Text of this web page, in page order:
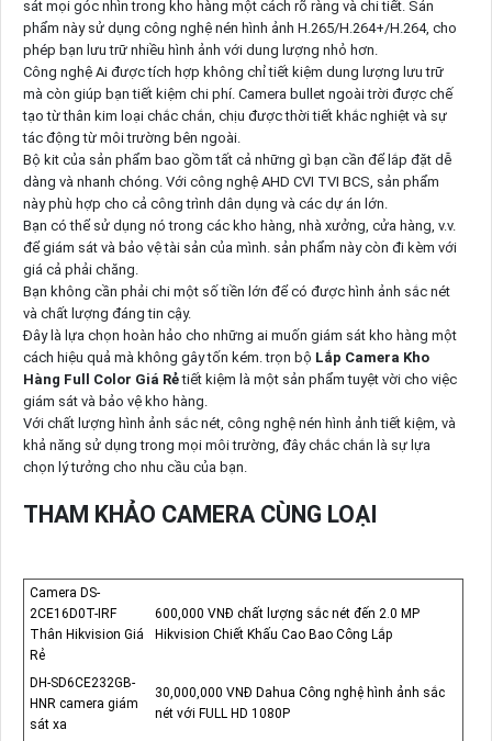
sát mọi góc nhìn trong kho hàng một cách rõ ràng và chi tiết. Sản
phẩm này sử dụng công nghệ nén hình ảnh H.265/H.264+/H.264, cho
phép bạn lưu trữ nhiều hình ảnh với dung lượng nhỏ hơn.
Công nghệ Ai được tích hợp không chỉ tiết kiệm dung lượng lưu trữ
mà còn giúp bạn tiết kiệm chi phí. Camera bullet ngoài trời được chế
tạo từ thân kim loại chắc chắn, chịu được thời tiết khắc nghiệt và sự
tác động từ môi trường bên ngoài.
Bộ kit của sản phẩm bao gồm tất cả những gì bạn cần để lắp đặt dễ
dàng và nhanh chóng. Với công nghệ AHD CVI TVI BCS, sản phẩm
này phù hợp cho cả công trình dân dụng và các dự án lớn.
Bạn có thể sử dụng nó trong các kho hàng, nhà xưởng, cửa hàng, v.v.
để giám sát và bảo vệ tài sản của mình. sản phẩm này còn đi kèm với
giá cả phải chăng.
Bạn không cần phải chi một số tiền lớn để có được hình ảnh sắc nét
và chất lượng đáng tin cậy.
Đây là lựa chọn hoàn hảo cho những ai muốn giám sát kho hàng một
cách hiệu quả mà không gây tốn kém. trọn bộ Lắp Camera Kho
Hàng Full Color Giá Rẻtiết kiệm là một sản phẩm tuyệt vời cho việc
giám sát và bảo vệ kho hàng.
Với chất lượng hình ảnh sắc nét, công nghệ nén hình ảnh tiết kiệm, và
khả năng sử dụng trong mọi môi trường, đây chắc chắn là sự lựa
chọn lý tưởng cho nhu cầu của bạn.
THAM KHẢO CAMERA CÙNG LOẠI
Camera DS-
2CE16D0T-IRF
Thân Hikvision Giá
Rẻ
600,000 VNĐ chất lượng sắc nét đến 2.0 MP
Hikvision Chiết Khấu Cao Bao Công Lắp
DH-SD6CE232GB-
HNR camera giám
sát xa
30,000,000 VNĐ Dahua Công nghệ hình ảnh sắc
nét với FULL HD 1080P